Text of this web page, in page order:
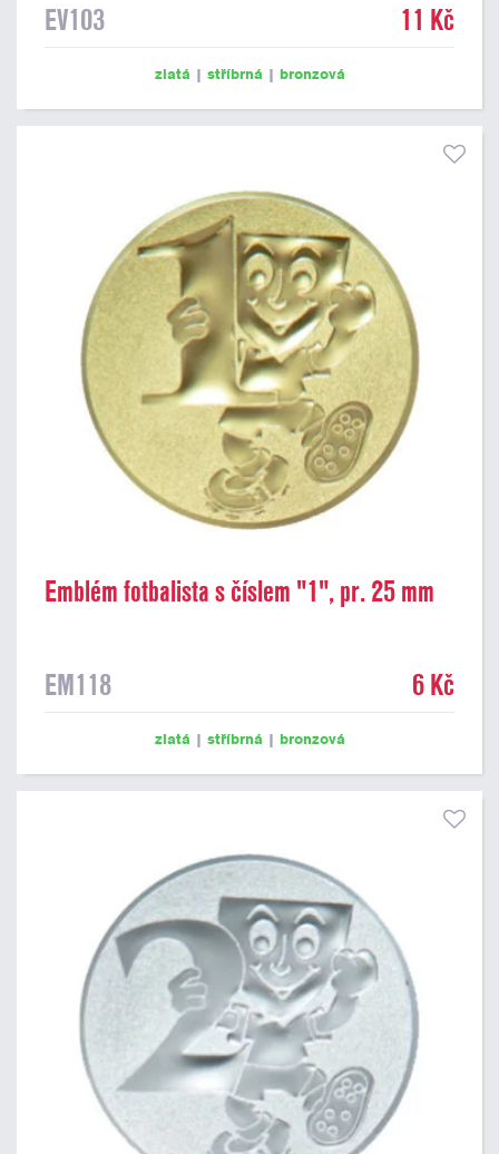
EV103 11 Kč
zlatá | stříbrná | bronzová
Emblém fotbalista s číslem "1", pr. 25 mm
EM118 6 Kč
zlatá | stříbrná | bronzová